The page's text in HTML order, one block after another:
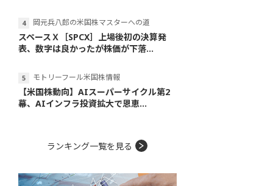
岡元兵八郎の米国株マスターへの道
スペースＸ［SPCX］上場後初の決算発
表、数字は良かったが株価が下落...
モトリーフール米国株情報
【米国株動向】AIスーパーサイクル第2
幕、AIインフラ投資拡大で恩恵...
ランキング一覧を見る